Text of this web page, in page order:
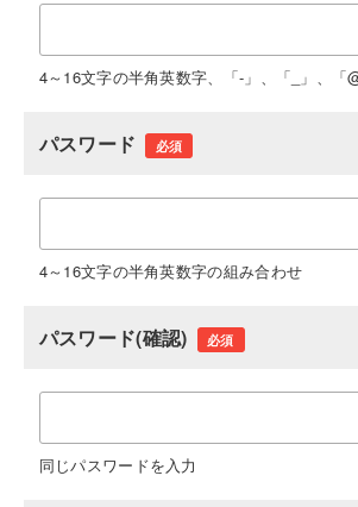
4～16文字の半角英数字、「-」、「_」、「
パスワード 必須
4～16文字の半角英数字の組み合わせ
パスワード(確認) 必須
同じパスワードを入力